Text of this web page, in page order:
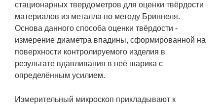
стационарных твердометров для оценки твёрдости
материалов из металла по методу Бриннеля.
Основа данного способа оценки твёрдости -
измерение диаметра впадины, сформированной на
поверхности контролируемого изделия в
результате вдавливания в неё шарика с
определённым усилием.
Измерительный микроскоп прикладывают к